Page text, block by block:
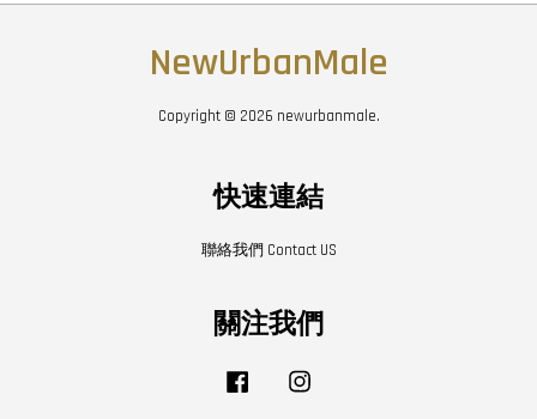
NewUrbanMale
Copyright © 2026 newurbanmale.
快速連結
聯絡我們 Contact US
關注我們
Facebook